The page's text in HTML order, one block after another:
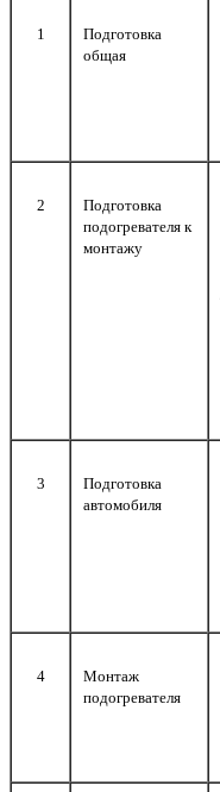
1
Подготовка
общая
2
Подготовка
подогревателя к
монтажу
3
Подготовка
автомобиля
4
Монтаж
подогревателя